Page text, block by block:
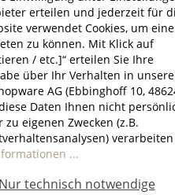
erteilen und jederzeit für
verwendet Cookies, um eine
zu können. Mit Klick auf
/ etc.]“ erteilen Sie Ihre
über Ihr Verhalten in
AG (Ebbinghoff 10,
Daten Ihnen nicht
eigenen Zwecken (z.B.
verarbeiten
...
Nur technisch notwendige